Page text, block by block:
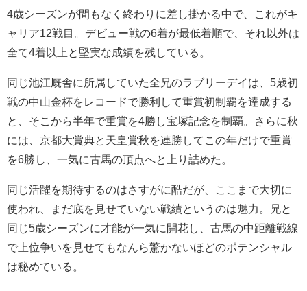
4歳シーズンが間もなく終わりに差し掛かる中で、これがキ
ャリア12戦目。デビュー戦の6着が最低着順で、それ以外は
全て4着以上と堅実な成績を残している。
同じ池江厩舎に所属していた全兄のラブリーデイは、5歳初
戦の中山金杯をレコードで勝利して重賞初制覇を達成する
と、そこから半年で重賞を4勝し宝塚記念を制覇。さらに秋
には、京都大賞典と天皇賞秋を連勝してこの年だけで重賞
を6勝し、一気に古馬の頂点へと上り詰めた。
同じ活躍を期待するのはさすがに酷だが、ここまで大切に
使われ、まだ底を見せていない戦績というのは魅力。兄と
同じ5歳シーズンに才能が一気に開花し、古馬の中距離戦線
で上位争いを見せてもなんら驚かないほどのポテンシャル
は秘めている。